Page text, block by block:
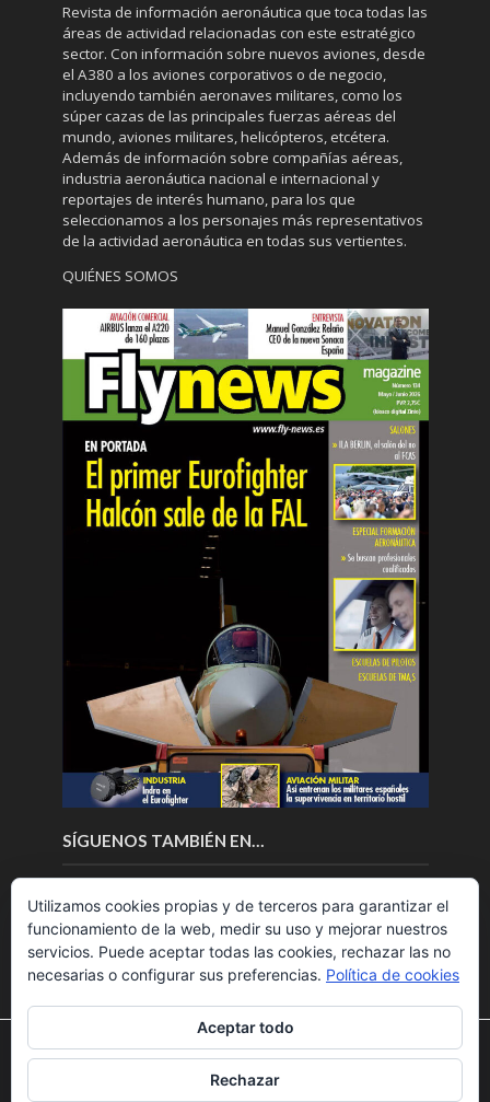
Revista de información aeronáutica que toca todas las
áreas de actividad relacionadas con este estratégico
sector. Con información sobre nuevos aviones, desde
el A380 a los aviones corporativos o de negocio,
incluyendo también aeronaves militares, como los
súper cazas de las principales fuerzas aéreas del
mundo, aviones militares, helicópteros, etcétera.
Además de información sobre compañías aéreas,
industria aeronáutica nacional e internacional y
reportajes de interés humano, para los que
seleccionamos a los personajes más representativos
de la actividad aeronáutica en todas sus vertientes.
QUIÉNES SOMOS
SÍGUENOS TAMBIÉN EN…
Copyright © 2018.Fly News.Noticias aerospacial
Utilizamos cookies para ofrecerte la mejor experiencia en
nuestra web.
Puedes aprender más sobre qué cookies utilizamos o
Utilizamos cookies propias y de terceros para garantizar el
funcionamiento de la web, medir su uso y mejorar nuestros
servicios. Puede aceptar todas las cookies, rechazar las no
necesarias o configurar sus preferencias. Política de cookies
Aceptar todo
Rechazar